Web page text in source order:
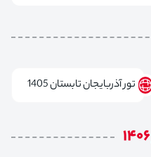
تور آذربایجان تابستان 1405